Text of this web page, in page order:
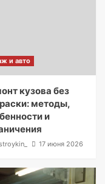
и авто
кузова без
методы,
и
17 июня 2026